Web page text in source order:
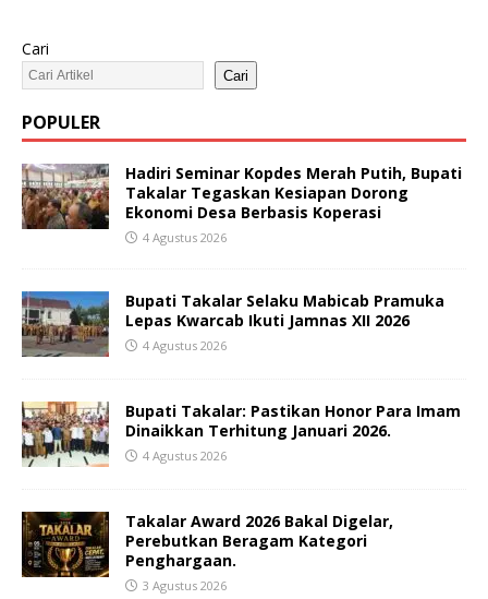
Cari
Cari
POPULER
Hadiri Seminar Kopdes Merah Putih, Bupati
Takalar Tegaskan Kesiapan Dorong
Ekonomi Desa Berbasis Koperasi
4 Agustus 2026
Bupati Takalar Selaku Mabicab Pramuka
Lepas Kwarcab Ikuti Jamnas XII 2026
4 Agustus 2026
Bupati Takalar: Pastikan Honor Para Imam
Dinaikkan Terhitung Januari 2026.
4 Agustus 2026
Takalar Award 2026 Bakal Digelar,
Perebutkan Beragam Kategori
Penghargaan.
3 Agustus 2026